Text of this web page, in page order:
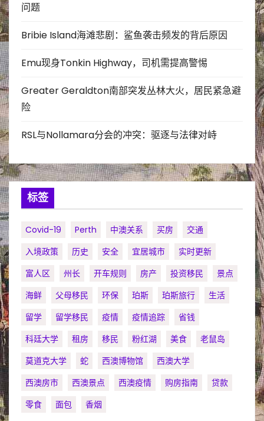
问题
Bribie Island海滩悲剧：鲨鱼袭击频发的背后原因
Emu现身Tonkin Highway，司机需提高警惕
Greater Geraldton南部突发丛林大火，居民紧急避
险
RSL与Nollamara分会的冲突：驱逐与法律对峙
标签
Covid-19 Perth 中澳关系 买房
交通
入境政策
历史 安全 宜居城市
实时更新
富人区
州长 开车规则 房产 投资移民
景点
海鲜
父母移民 环保 珀斯 珀斯旅行
生活
留学
留学移民 疫情 疫情追踪
省钱
科廷大学
租房 移民 粉红湖 美食
老鼠岛
莫道克大学
蛇 西澳博物馆
西澳大学
西澳房市
西澳景点 西澳疫情 购房指南
贷款
零食
面包 香烟